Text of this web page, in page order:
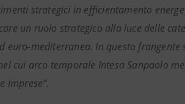
strategici in efficientamento
un ruolo strategico alla luce delle
euro-mediterranea. In questo
cui arco temporale Intesa Sanpaolo
imprese”.